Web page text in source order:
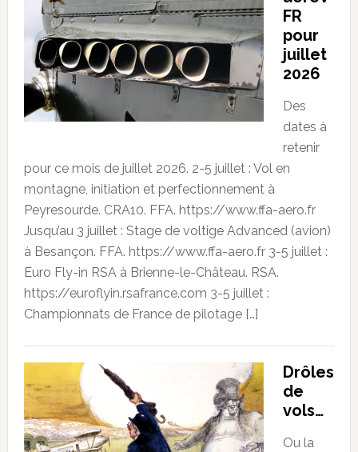
FR
pour
juillet
2026
Des
dates à
retenir
pour ce mois de juillet 2026. 2-5 juillet : Vol en
montagne, initiation et perfectionnement à
Peyresourde. CRA10. FFA. https://www.ffa-aero.fr
Jusqu’au 3 juillet : Stage de voltige Advanced (avion)
à Besançon. FFA. https://www.ffa-aero.fr 3-5 juillet :
Euro Fly-in RSA à Brienne-le-Château. RSA.
https://euroflyin.rsafrance.com 3-5 juillet :
Championnats de France de pilotage […]
Drôles
de
vols…
Ou la